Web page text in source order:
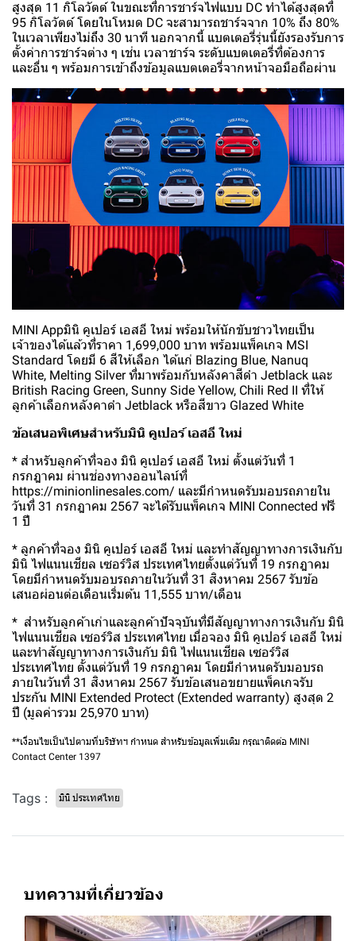
สูงสุด 11 กิโลวัตต์ ในขณะที่การชาร์จไฟแบบ DC ทำได้สูงสุดที่
95 กิโลวัตต์ โดยในโหมด DC จะสามารถชาร์จจาก 10% ถึง 80%
ในเวลาเพียงไม่ถึง 30 นาที นอกจากนี้ แบตเตอรี่รุ่นนี้ยังรองรับการ
ตั้งค่าการชาร์จต่าง ๆ เช่น เวลาชาร์จ ระดับแบตเตอรี่ที่ต้องการ
และอื่น ๆ พร้อมการเข้าถึงข้อมูลแบตเตอรี่จากหน้าจอมือถือผ่าน
MINI Appมินิ คูเปอร์ เอสอี ใหม่ พร้อมให้นักขับชาวไทยเป็น
เจ้าของได้แล้วที่ราคา 1,699,000 บาท พร้อมแพ็คเกจ MSI
Standard โดยมี 6 สีให้เลือก ได้แก่ Blazing Blue, Nanuq
White, Melting Silver ที่มาพร้อมกับหลังคาสีดำ Jetblack และ
British Racing Green, Sunny Side Yellow, Chili Red II ที่ให้
ลูกค้าเลือกหลังคาดำ Jetblack หรือสีขาว Glazed White
ข้อเสนอพิเศษสำหรับมินิ คูเปอร์ เอสอี ใหม่
* สำหรับลูกค้าที่จอง มินิ คูเปอร์ เอสอี ใหม่ ตั้งแต่วันที่ 1
กรกฎาคม ผ่านช่องทางออนไลน์ที่
https://minionlinesales.com/ และมีกำหนดรับมอบรถภายใน
วันที่ 31 กรกฎาคม 2567 จะได้รับแพ็คเกจ MINI Connected ฟรี
1 ปี
* ลูกค้าที่จอง มินิ คูเปอร์ เอสอี ใหม่ และทำสัญญาทางการเงินกับ
มินิ ไฟแนนเชียล เซอร์วิส ประเทศไทยตั้งแต่วันที่ 19 กรกฎาคม
โดยมีกำหนดรับมอบรถภายในวันที่ 31 สิงหาคม 2567 รับข้อ
เสนอผ่อนต่อเดือนเริ่มต้น 11,555 บาท/เดือน
* สำหรับลูกค้าเก่าและลูกค้าปัจจุบันที่มีสัญญาทางการเงินกับ มินิ
ไฟแนนเชียล เซอร์วิส ประเทศไทย เมื่อจอง มินิ คูเปอร์ เอสอี ใหม่
และทำสัญญาทางการเงินกับ มินิ ไฟแนนเชียล เซอร์วิส
ประเทศไทย ตั้งแต่วันที่ 19 กรกฎาคม โดยมีกำหนดรับมอบรถ
ภายในวันที่ 31 สิงหาคม 2567 รับข้อเสนอขยายแพ็คเกจรับ
ประกัน MINI Extended Protect (Extended warranty) สูงสุด 2
ปี (มูลค่ารวม 25,970 บาท)
**เงื่อนไขเป็นไปตามที่บริษัทฯ กำหนด สำหรับข้อมูลเพิ่มเติม กรุณาติดต่อ MINI
Contact Center 1397
Tags : มินิ ประเทศไทย
บทความที่เกี่ยวข้อง